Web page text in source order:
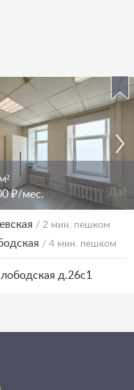
₽/мес.
/ 2 мин. пешком
/ 4 мин. пешком
д.26с1